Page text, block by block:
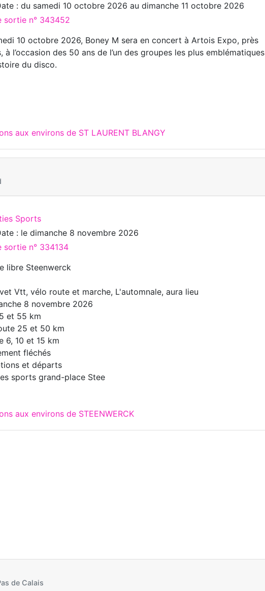
: du samedi 10 octobre 2026 audimanche 11 octobre 2026
sortie n° 343452
10 octobre 2026, Boney M sera en concert à Artois Expo, près
à l’occasion des 50 ans de l’un des groupes les plus emblématiques
du disco.
aux environs de ST LAURENT BLANGY
Sports
: ledimanche 8 novembre 2026
sortie n° 334134
libre Steenwerck
Vtt, vélo route et marche, L'automnale, aura lieu
8 novembre 2026
et 55 km
25 et 50 km
6, 10 et 15 km
fléchés
et départs
sports grand-place Stee
aux environs de STEENWERCK
de Calais